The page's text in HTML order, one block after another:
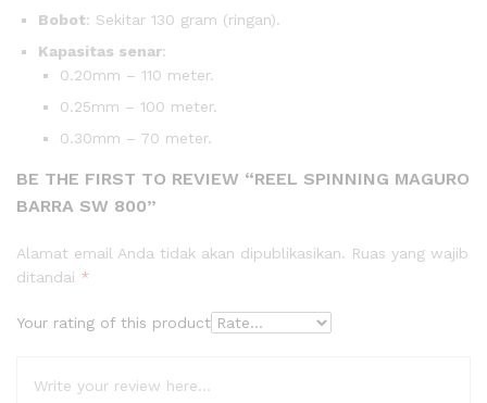
Bobot: Sekitar 130 gram (ringan).
Kapasitas senar:
0.20mm – 110 meter.
0.25mm – 100 meter.
0.30mm – 70 meter.
BE THE FIRST TO REVIEW “REEL SPINNING MAGURO
BARRA SW 800”
Alamat email Anda tidak akan dipublikasikan. Ruas yang wajib
ditandai *
Your rating of this product